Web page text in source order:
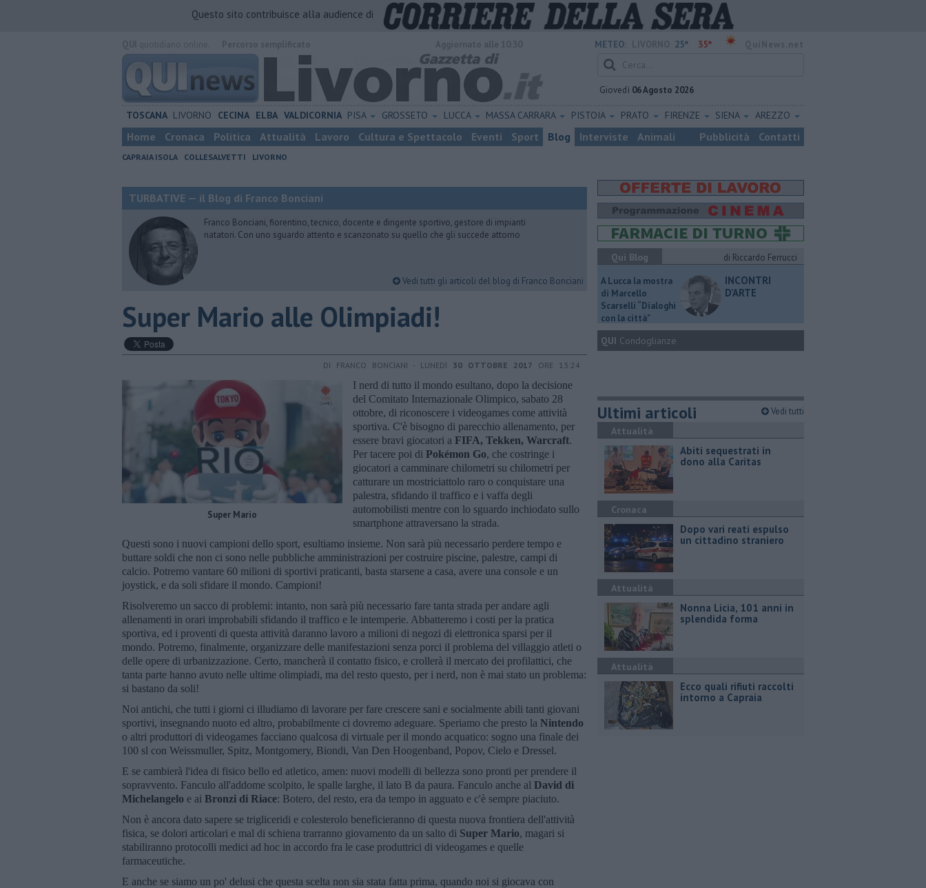
Questo sito contribuisce alla audience di
METEO: 25° 35°
Giovedì 06 Agosto 2026
TOSCANA LIVORNO CECINA ELBA VALDICORNIA PISA GROSSETO LUCCA MASSA CARRARA PISTOIA PRATO FIRENZE SIENA AREZZO
Home Cronaca Politica Attualità Lavoro Cultura e Spettacolo Eventi Sport Blog Interviste Animali Pubblicità Contatti
CAPRAIA ISOLA COLLESALVETTI LIVORNO
TURBATIVE — il Blog di Franco Bonciani
Franco Bonciani, fiorentino, tecnico, docente e dirigente sportivo, gestore di impianti
natatori. Con uno sguardo attento e scanzonato su quello che gli succede attorno
Vedi tutti gli articoli del blog di Franco Bonciani
Super Mario alle Olimpiadi!
DI FRANCO BONCIANI - LUNEDÌ 30 OTTOBRE 2017 ORE 13:24
Super Mario
I nerd di tutto il mondo esultano, dopo la decisione
del Comitato Internazionale Olimpico, sabato 28
ottobre, di riconoscere i videogames come attività
sportiva. C'è bisogno di parecchio allenamento, per
essere bravi giocatori a FIFA, Tekken, Warcraft.
Per tacere poi di Pokémon Go, che costringe i
giocatori a camminare chilometri su chilometri per
catturare un mostriciattolo raro o conquistare una
palestra, sfidando il traffico e i vaffa degli
automobilisti mentre con lo sguardo inchiodato sullo
smartphone attraversano la strada.
Questi sono i nuovi campioni dello sport, esultiamo insieme. Non sarà più necessario perdere tempo e
buttare soldi che non ci sono nelle pubbliche amministrazioni per costruire piscine, palestre, campi di
calcio. Potremo vantare 60 milioni di sportivi praticanti, basta starsene a casa, avere una console e un
joystick, e da soli sfidare il mondo. Campioni!
Risolveremo un sacco di problemi: intanto, non sarà più necessario fare tanta strada per andare agli
allenamenti in orari improbabili sfidando il traffico e le intemperie. Abbatteremo i costi per la pratica
sportiva, ed i proventi di questa attività daranno lavoro a milioni di negozi di elettronica sparsi per il
mondo. Potremo, finalmente, organizzare delle manifestazioni senza porci il problema del villaggio atleti o
delle opere di urbanizzazione. Certo, mancherà il contatto fisico, e crollerà il mercato dei profilattici, che
tanta parte hanno avuto nelle ultime olimpiadi, ma del resto questo, per i nerd, non è mai stato un problema:
si bastano da soli!
Noi antichi, che tutti i giorni ci illudiamo di lavorare per fare crescere sani e socialmente abili tanti giovani
sportivi, insegnando nuoto ed altro, probabilmente ci dovremo adeguare. Speriamo che presto la Nintendo
o altri produttori di videogames facciano qualcosa di virtuale per il mondo acquatico: sogno una finale dei
100 sl con Weissmuller, Spitz, Montgomery, Biondi, Van Den Hoogenband, Popov, Cielo e Dressel.
E se cambierà l'idea di fisico bello ed atletico, amen: nuovi modelli di bellezza sono pronti per prendere il
sopravvento. Fanculo all'addome scolpito, le spalle larghe, il lato B da paura. Fanculo anche al David di
Michelangelo e ai Bronzi di Riace: Botero, del resto, era da tempo in agguato e c'è sempre piaciuto.
Non è ancora dato sapere se trigliceridi e colesterolo beneficieranno di questa nuova frontiera dell'attività
fisica, se dolori articolari e mal di schiena trarranno giovamento da un salto di Super Mario, magari si
stabiliranno protocolli medici ad hoc in accordo fra le case produttrici di videogames e quelle
farmaceutiche.
E anche se siamo un po' delusi che questa scelta non sia stata fatta prima, quando noi si giocava con
Qui Blog
di Riccardo Ferrucci
A Lucca la mostra
di Marcello
Scarselli “Dialoghi
con la città"
INCONTRI
D'ARTE
QUI Condoglianze
Ultimi articoli Vedi tutti
Attualità
Abiti sequestrati in
dono alla Caritas
Cronaca
Dopo vari reati espulso
un cittadino straniero
Attualità
Nonna Licia, 101 anni in
splendida forma
Attualità
Ecco quali rifiuti raccolti
intorno a Capraia